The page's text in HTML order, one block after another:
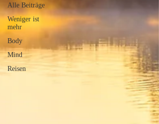
Alle Beiträge
Weniger ist
mehr
Body
Mind
Reisen